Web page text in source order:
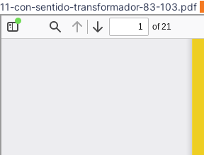
11-con-sentido-transformador-83-103.pdf